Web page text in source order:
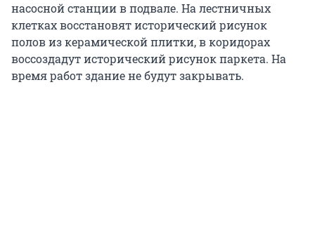
насосной станции в подвале. На лестничных
клетках восстановят исторический рисунок
полов из керамической плитки, в коридорах
воссоздадут исторический рисунок паркета. На
время работ здание не будут закрывать.